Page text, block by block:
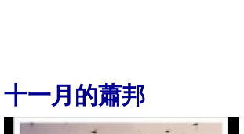
十一月的蕭邦